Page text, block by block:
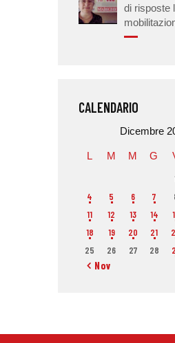
di risposte
CALENDARIO
Dicembre
L M M G
4
5 6 7
11
12 13 14
18
19 20 21
25
26 27 28
« Nov